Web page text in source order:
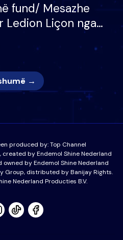
fund/ Mesazhe
Ledion Liçon nga
tij, moderatori
Nuk meritoj…
→
produced by:Top Channel
by Endemol Shine Nederland
owned by Endemol Shine Nederland
Group, distributed by Banijay Rights.
Nederland Producties B.V.